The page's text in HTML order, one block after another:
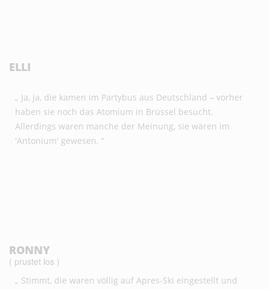
ELLI
„ Ja, ja, die kamen im Partybus aus Deutschland – vorher
haben sie noch das Atomium in Brüssel besucht.
Allerdings waren manche der Meinung, sie wären im
'Antonium' gewesen. “
RONNY
( prustet los )
„ Stimmt, die waren völlig auf Apres-Ski eingestellt und